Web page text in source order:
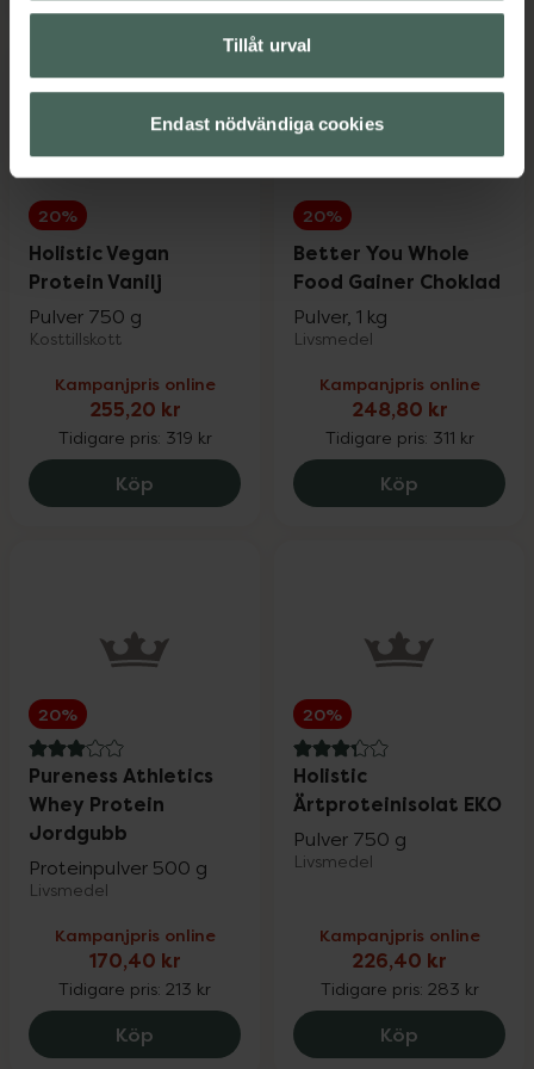
Tillåt urval
Endast nödvändiga cookies
20%
Holistic Vegan
Protein Vanilj
Pulver 750 g
Kosttillskott
Kampanjpris online
255,20 kr
Tidigare pris: 319 kr
Köp Holistic Vegan Protein Vanilj, 255.2 kr.
20%
Better You Whole
Food Gainer Choklad
Pulver, 1 kg
Livsmedel
Kampanjpris online
248,80 kr
Tidigare pris: 311 kr
Köp Better
20%
3 av 5 i omdöme
Pureness Athletics
Whey Protein
Jordgubb
Proteinpulver 500 g
Livsmedel
Kampanjpris online
170,40 kr
Tidigare pris: 213 kr
Köp Pureness Athletics Whey Protein
20%
3.3 av 5 i omdöme
Holistic
Ärtproteinisolat EKO
Pulver 750 g
Livsmedel
Kampanjpris online
226,40 kr
Tidigare pris: 283 kr
Köp Holistic